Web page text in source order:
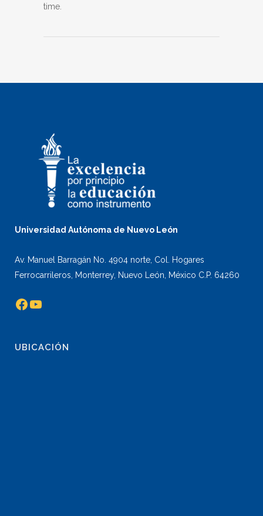
time.
Universidad Autónoma de Nuevo León
Av. Manuel Barragán No. 4904 norte, Col. Hogares
Ferrocarrileros, Monterrey, Nuevo León, México C.P. 64260
Facebook
YouTube
UBICACIÓN